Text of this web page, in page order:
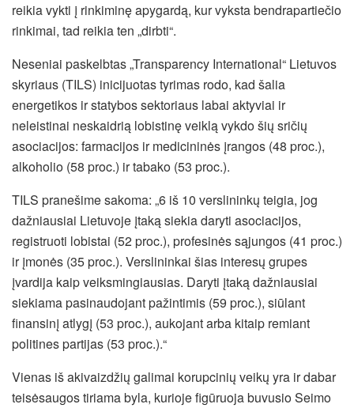
reikia vykti į rinkiminę apygardą, kur vyksta bendrapartiečio
rinkimai, tad reikia ten „dirbti“.
Neseniai paskelbtas „Transparency International“ Lietuvos
skyriaus (TILS) inicijuotas tyrimas rodo, kad šalia
energetikos ir statybos sektoriaus labai aktyviai ir
neleistinai neskaidrią lobistinę veiklą vykdo šių sričių
asociacijos: farmacijos ir medicininės įrangos (48 proc.),
alkoholio (58 proc.) ir tabako (53 proc.).
TILS pranešime sakoma: „6 iš 10 verslininkų teigia, jog
dažniausiai Lietuvoje įtaką siekia daryti asociacijos,
registruoti lobistai (52 proc.), profesinės sąjungos (41 proc.)
ir įmonės (35 proc.). Verslininkai šias interesų grupes
įvardija kaip veiksmingiausias. Daryti įtaką dažniausiai
siekiama pasinaudojant pažintimis (59 proc.), siūlant
finansinį atlygį (53 proc.), aukojant arba kitaip remiant
politines partijas (53 proc.).“
Vienas iš akivaizdžių galimai korupcinių veikų yra ir dabar
teisėsaugos tiriama byla, kurioje figūruoja buvusio Seimo